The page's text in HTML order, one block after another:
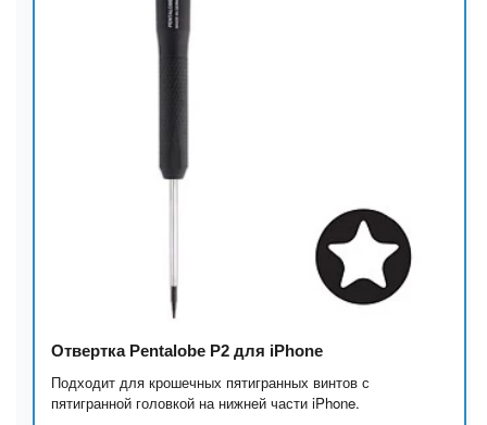
Отвертка Pentalobe P2 для iPhone
Подходит для крошечных пятигранных винтов с
пятигранной головкой на нижней части iPhone.